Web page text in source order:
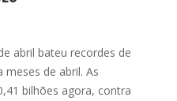
abril bateu recordes de
de abril. As
bilhões agora, contra